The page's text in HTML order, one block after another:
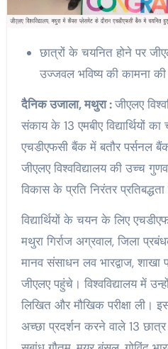
छात्रों के चयनित होने पर
उज्जवल भविष्य की कामना की
दैनिक उजाला, मथुरा :जीएलए
संकाय के 13 एमबीए विद्यार्थियों
एचडीएफसी बैंक में बतौर पर्सनल
जीएलए विश्वविद्यालय की उच्च
विकास के प्रति निरंतर प्रतिबद्धता
विद्यार्थियों के चयन के लिए
मथुरा गिर्राज अग्रवाल, जिला
मानव संसाधन लव भारद्वाज, शाखा
जीएलए पहुंचे। विश्वविद्यालय में
लिखित और मौखिक परीक्षा ली। इस
अच्छा प्रदर्शन करने वाले 13